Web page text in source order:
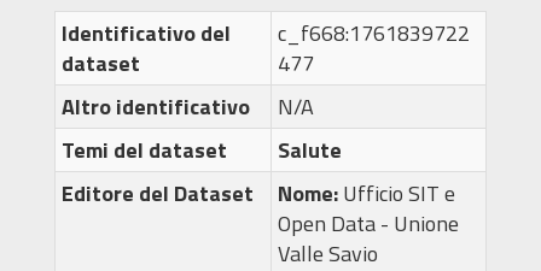
Identificativo del
dataset
c_f668:1761839722
477
Altro identificativo
N/A
Temi del dataset
Salute
Editore del Dataset
Nome:Ufficio SIT e
Open Data - Unione
Valle Savio